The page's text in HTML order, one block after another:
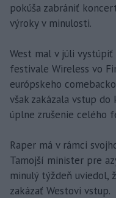
pokúša zabrániť
výroky v minulosti.
West mal v júli
festivale Wireless vo
európskeho
však zakázala vstup do
úplne zrušenie celého
Raper má v rámci
Tamojší minister pre
minulý týždeň uviedol,
zakázať Westovi vstup.